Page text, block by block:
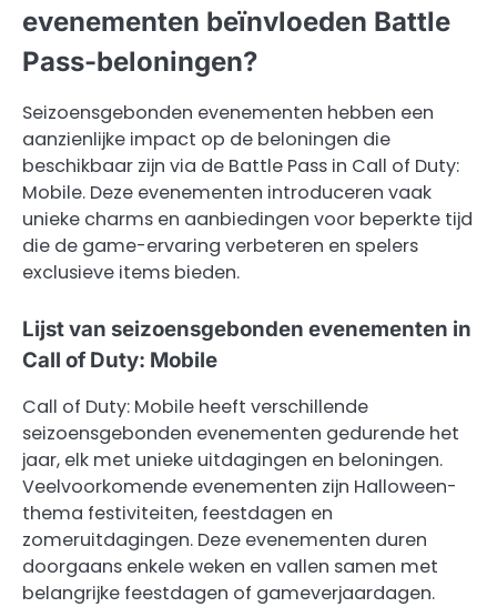
evenementen beïnvloeden Battle
Pass-beloningen?
Seizoensgebonden evenementen hebben een
aanzienlijke impact op de beloningen die
beschikbaar zijn via de Battle Pass in Call of Duty:
Mobile. Deze evenementen introduceren vaak
unieke charms en aanbiedingen voor beperkte tijd
die de game-ervaring verbeteren en spelers
exclusieve items bieden.
Lijst van seizoensgebonden evenementen in
Call of Duty: Mobile
Call of Duty: Mobile heeft verschillende
seizoensgebonden evenementen gedurende het
jaar, elk met unieke uitdagingen en beloningen.
Veelvoorkomende evenementen zijn Halloween-
thema festiviteiten, feestdagen en
zomeruitdagingen. Deze evenementen duren
doorgaans enkele weken en vallen samen met
belangrijke feestdagen of gameverjaardagen.